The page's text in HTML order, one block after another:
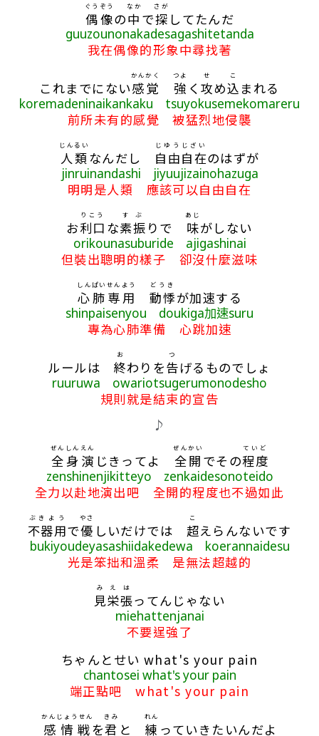
偶像
ぐうぞう
の中
なか
で探
さが
してたんだ
guuzounonakadesagashitetanda
我在偶像的形象中尋找著
これまでにない感覚
かんかく
強
つよ
く 攻
せ
め込
こ
まれる
koremadeninaikankaku tsuyokusemekomareru
前所未有的感覺 被猛烈地侵襲
人類
じんるい
なんだし 自由自在
じゆうじざい
のはずが
jinruinandashi jiyuujizainohazuga
明明是人類 應該可以自由自在
お利口
りこう
な素振
すぶ
りで 味
あじ
がしない
orikounasuburide ajigashinai
但裝出聰明的樣子 卻沒什麼滋味
心肺
しんぱい
専用
せんよう
動悸
どうき
が加速する
shinpaisenyou doukiga加速suru
專為心肺準備 心跳加速
ルールは 終
お
わりを告
つ
げるものでしょ
ruuruwa owariotsugerumonodesho
規則就是結束的宣告
♪
全身
ぜんしん
演
えん
じきってよ 全開
ぜんかい
でその程度
ていど
zenshinenjikitteyo zenkaidesonoteido
全力以赴地演出吧 全開的程度也不過如此
不器用
ぶきよう
で優
やさ
しいだけでは 超
こ
えらんないです
bukiyoudeyasashiidakedewa koerannaidesu
光是笨拙和溫柔 是無法超越的
見
み
栄
え
張
は
ってんじゃない
miehattenjanai
不要逞強了
ちゃんとせい what's your pain
chantosei what's your pain
端正點吧 what's your pain
感情戦
かんじょうせん
を君
きみ
と 練
れん
っていきたいんだよ